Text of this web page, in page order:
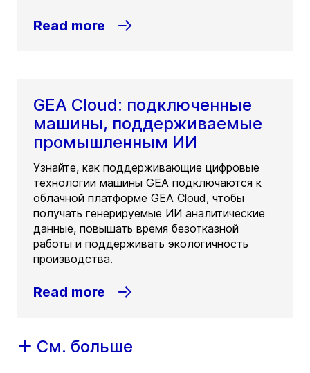
Read more
GEA Cloud: подключенные
машины, поддерживаемые
промышленным ИИ
Узнайте, как поддерживающие цифровые
технологии машины GEA подключаются к
облачной платформе GEA Cloud, чтобы
получать генерируемые ИИ аналитические
данные, повышать время безотказной
работы и поддерживать экологичность
производства.
Read more
См. больше